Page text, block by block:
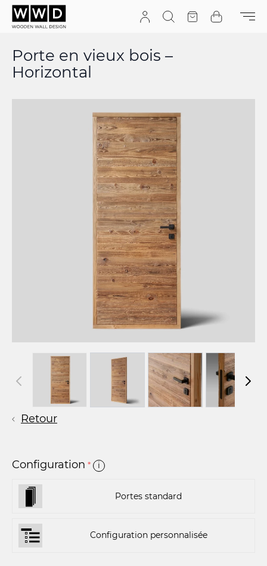
Aller au contenu
Recherche
DevisCart
Porte en vieux bois –
Horizontal
Retour
Configuration * i
Portes standard
Configuration personnalisée